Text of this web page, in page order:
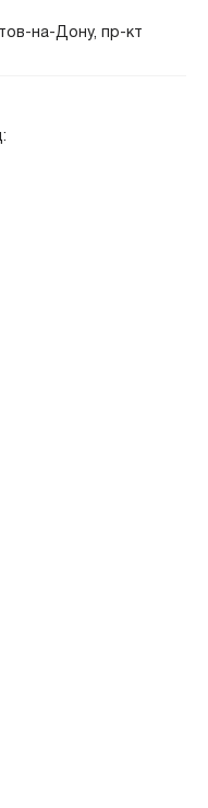
на-Дону, пр-кт